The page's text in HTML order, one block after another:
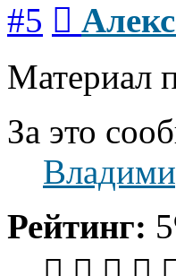
#5
Материал
За это
Рейтинг: